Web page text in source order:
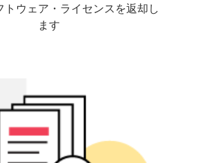
トウェア・ライセンスを返却し
ます